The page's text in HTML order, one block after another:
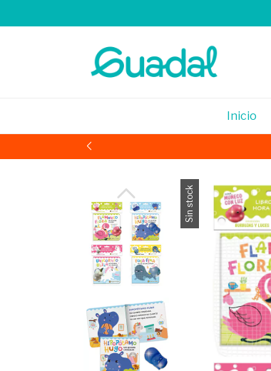
Inicio
Sin stock